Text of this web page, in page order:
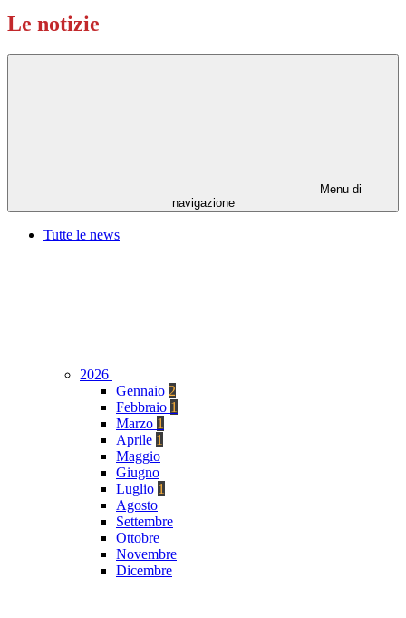
Le notizie
Menu di
navigazione
Tutte le news
2026
Gennaio 2
Febbraio 1
Marzo 1
Aprile 1
Maggio
Giugno
Luglio 1
Agosto
Settembre
Ottobre
Novembre
Dicembre